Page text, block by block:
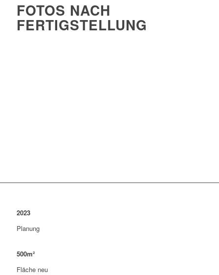
FOTOS NACH
FERTIGSTELLUNG
2023
Planung
500m²
Fläche neu